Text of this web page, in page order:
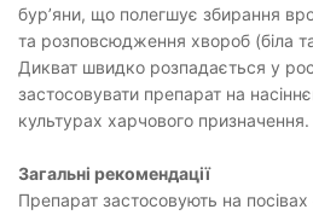
бур’яни, що полегшує збирання
та розповсюдження хвороб (біла
Дикват швидко розпадається у
застосовувати препарат на
культурах харчового призначення.
Загальні рекомендації
Препарат застосовують на